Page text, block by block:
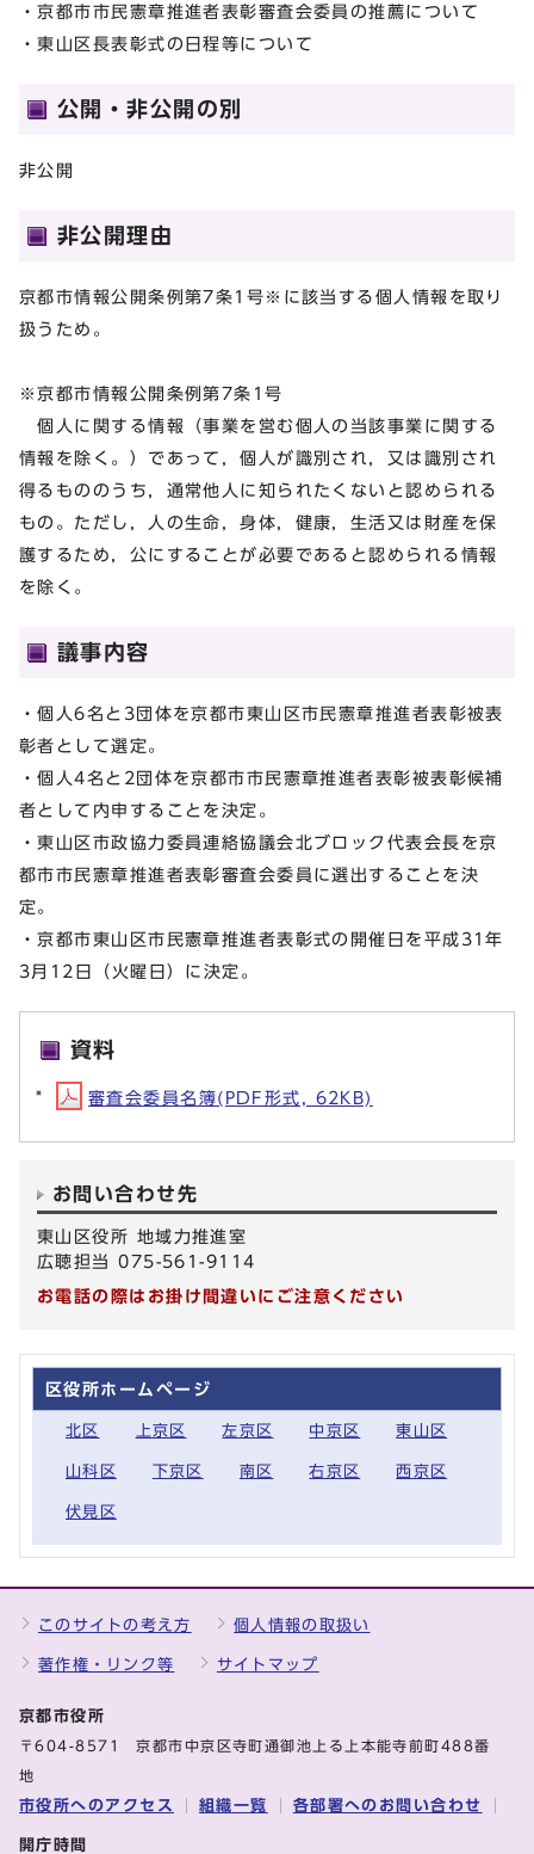
・京都市市民憲章推進者表彰審査会委員の推薦について
・東山区長表彰式の日程等について
公開・非公開の別
非公開
非公開理由
京都市情報公開条例第7条1号※に該当する個人情報を取り
扱うため。
※京都市情報公開条例第7条1号
個人に関する情報（事業を営む個人の当該事業に関する
情報を除く。）であって，個人が識別され，又は識別され
得るもののうち，通常他人に知られたくないと認められる
もの。ただし，人の生命，身体，健康，生活又は財産を保
護するため，公にすることが必要であると認められる情報
を除く。
議事内容
・個人6名と3団体を京都市東山区市民憲章推進者表彰被表
彰者として選定。
・個人4名と2団体を京都市市民憲章推進者表彰被表彰候補
者として内申することを決定。
・東山区市政協力委員連絡協議会北ブロック代表会長を京
都市市民憲章推進者表彰審査会委員に選出することを決
定。
・京都市東山区市民憲章推進者表彰式の開催日を平成31年
3月12日（火曜日）に決定。
資料
審査会委員名簿(PDF形式, 62KB)
お問い合わせ先
東山区役所 地域力推進室
広聴担当 075-561-9114
お電話の際はお掛け間違いにご注意ください
区役所ホームページ
北区 上京区 左京区 中京区 東山区
山科区 下京区 南区 右京区 西京区
伏見区
このサイトの考え方 個人情報の取扱い
著作権・リンク等 サイトマップ
京都市役所
〒604-8571 京都市中京区寺町通御池上る上本能寺前町488番
地
市役所へのアクセス 組織一覧 各部署へのお問い合わせ
開庁時間